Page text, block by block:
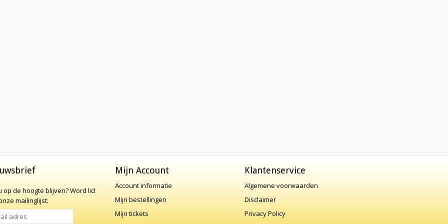
op de hoogte blijven?Word lid
mailinglijst:
Mijn Account
Account informatie
Mijn bestellingen
Mijn tickets
Klantenservice
Algemene voorwaarden
Disclaimer
Privacy Policy